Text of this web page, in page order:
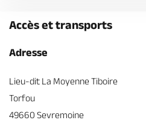
Accès et transports
Adresse
Lieu-dit La Moyenne Tiboire
Torfou
49660 Sevremoine